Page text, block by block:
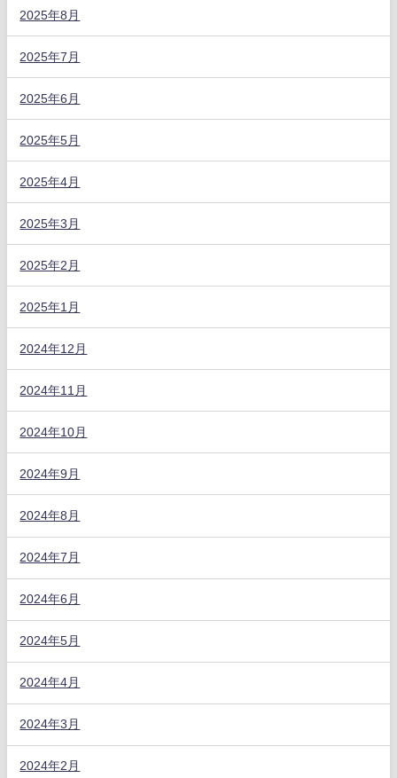
2025年8月
2025年7月
2025年6月
2025年5月
2025年4月
2025年3月
2025年2月
2025年1月
2024年12月
2024年11月
2024年10月
2024年9月
2024年8月
2024年7月
2024年6月
2024年5月
2024年4月
2024年3月
2024年2月